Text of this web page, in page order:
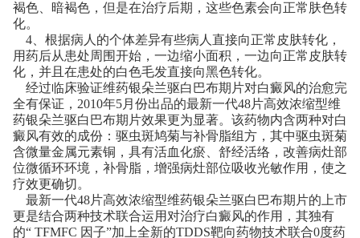
褐色、暗褐色，但是在治疗后期，这些色素会向正常肤色转
化。
4、根据病人的个体差异有些病人直接向正常皮肤转化，
用药后从患处周围开始，一边缩小面积，一边向正常皮肤转
化，并且在患处的白色毛发直接向黑色转化。
经过临床验证维药银朵兰驱白巴布期片对白癜风的治愈完
全有保证，2010年5月份出品的最新一代48片高效浓缩型维
药银朵兰驱白巴布期片效果更为显著。该药物内含两种对白
癜风有效的成份：驱虫斑鸠菊与补骨脂组方，其中驱虫斑菊
含微量金属元素铜，具有活血化瘀、舒经活络，改善病灶部
位微循环环境，补骨脂，增强病灶部位吸收光敏作用，使之
疗效更确切。
最新一代48片高效浓缩型维药银朵兰驱白巴布期片的上市
更是结合两种技术联合运用对治疗白癜风的作用，其独有
的“ TFMFC 因子”加上全新的TDDS靶向药物技术联合0度药